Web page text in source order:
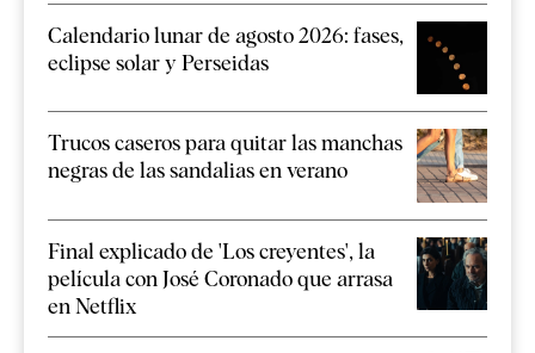
Calendario lunar de agosto 2026: fases,
eclipse solar y Perseidas
Trucos caseros para quitar las manchas
negras de las sandalias en verano
Final explicado de 'Los creyentes', la
película con José Coronado que arrasa
en Netflix